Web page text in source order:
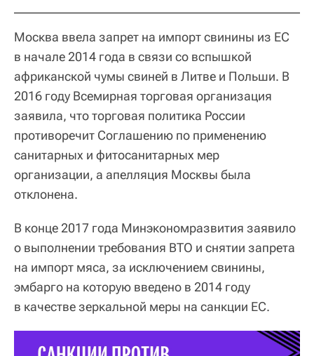
Москва ввела запрет на импорт свинины из ЕС
в начале 2014 года в связи со вспышкой
африканской чумы свиней в Литве и Польши. В
2016 году Всемирная торговая организация
заявила, что торговая политика России
противоречит Соглашению по применению
санитарных и фитосанитарных мер
организации, а апелляция Москвы была
отклонена.
В конце 2017 года Минэкономразвития заявило
о выполнении требования ВТО и снятии запрета
на импорт мяса, за исключением свинины,
эмбарго на которую введено в 2014 году
в качестве зеркальной меры на санкции ЕС.